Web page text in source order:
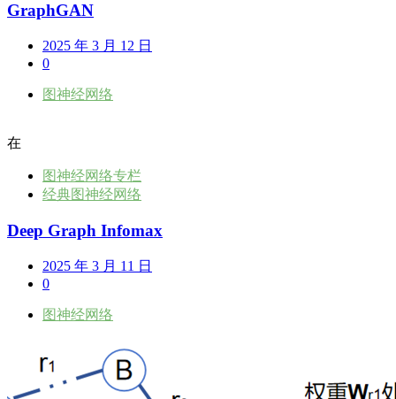
GraphGAN
2025 年 3 月 12 日
0
图神经网络
在
图神经网络专栏
经典图神经网络
Deep Graph Infomax
2025 年 3 月 11 日
0
图神经网络